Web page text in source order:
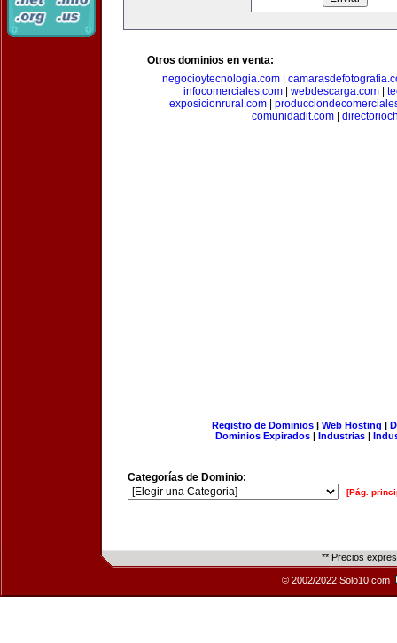
Otros dominios en venta:
negocioytecnologia.com
infocomerciales.com| webdescarga.com|
exposicionrural.com
comunidadit.com|
Registro de Dominios| Web Hosting |
Dominios Expirados | Industrias |
Categorías de Dominio:
[Pág.
** Precios
© 2002/2022 Solo10.com